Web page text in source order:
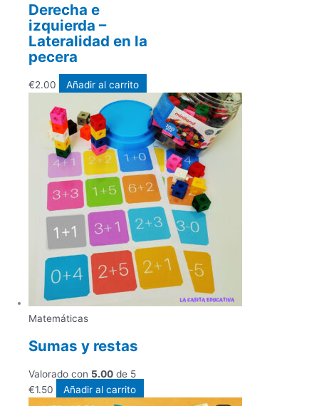
Derecha e
izquierda –
Lateralidad en la
pecera
€2.00 Añadir al carrito
Matemáticas
Sumas y restas
Valorado con 5.00 de 5
€1.50 Añadir al carrito